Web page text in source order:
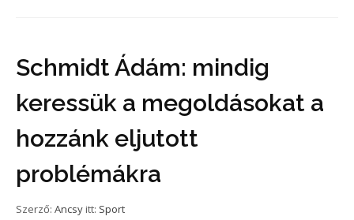
Schmidt Ádám: mindig
keressük a megoldásokat a
hozzánk eljutott
problémákra
Szerző: Ancsy itt: Sport